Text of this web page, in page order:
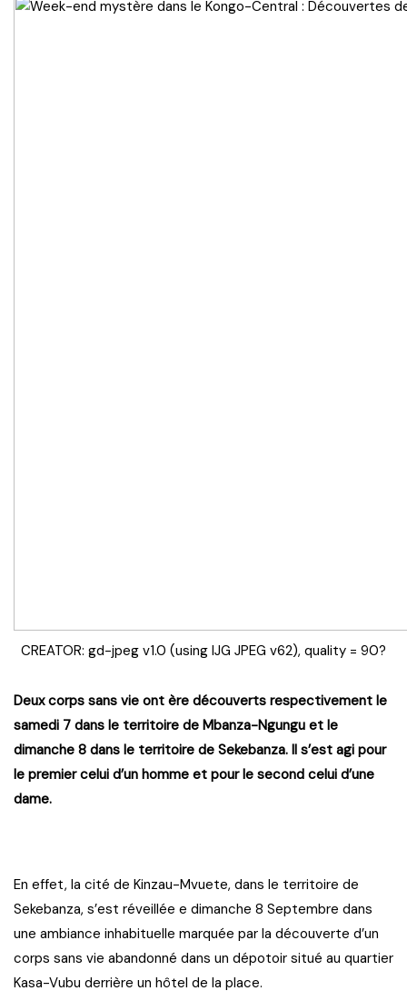
CREATOR: gd-jpeg v1.0 (using IJG JPEG v62), quality = 90?
Deux corps sans vie ont ère découverts respectivement le
samedi 7 dans le territoire de Mbanza-Ngungu et le
dimanche 8 dans le territoire de Sekebanza. Il s’est agi pour
le premier celui d’un homme et pour le second celui d’une
dame.
En effet, la cité de Kinzau-Mvuete, dans le territoire de
Sekebanza, s’est réveillée e dimanche 8 Septembre dans
une ambiance inhabituelle marquée par la découverte d’un
corps sans vie abandonné dans un dépotoir situé au quartier
Kasa-Vubu derrière un hôtel de la place.